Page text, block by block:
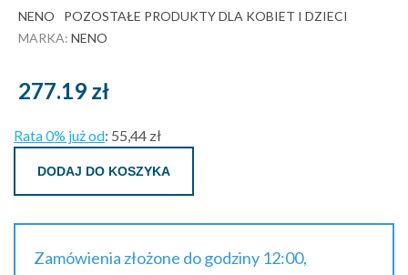
NENO
POZOSTAŁE PRODUKTY DLA KOBIET I DZIECI
MARKA: NENO
277.19 zł
Rata 0% już od: 55,44 zł
DODAJ DO KOSZYKA
Zamówienia złożone do godziny 12:00,